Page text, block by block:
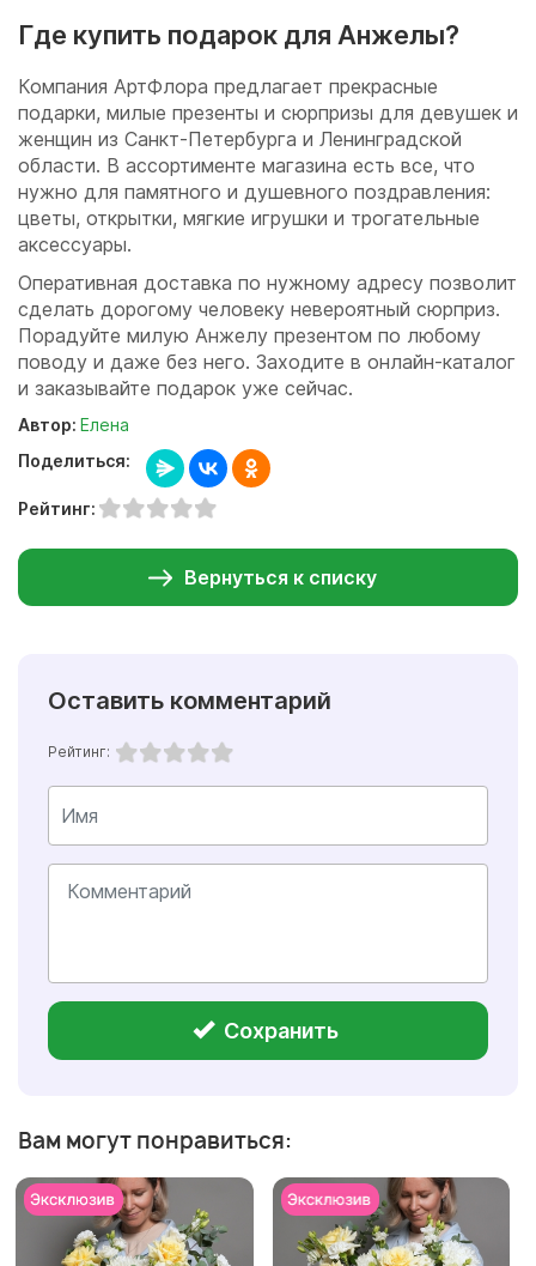
Где купить подарок для Анжелы?
Компания АртФлора предлагает прекрасные
подарки, милые презенты и сюрпризы для девушек и
женщин из Санкт-Петербурга и Ленинградской
области. В ассортименте магазина есть все, что
нужно для памятного и душевного поздравления:
цветы, открытки, мягкие игрушки и трогательные
аксессуары.
Оперативная доставка по нужному адресу позволит
сделать дорогому человеку невероятный сюрприз.
Порадуйте милую Анжелу презентом по любому
поводу и даже без него. Заходите в онлайн-каталог
и заказывайте подарок уже сейчас.
Автор: Елена
Поделиться:
Рейтинг:
Вернуться к списку
Оставить комментарий
Рейтинг:
Сохранить
Вам могут понравиться: